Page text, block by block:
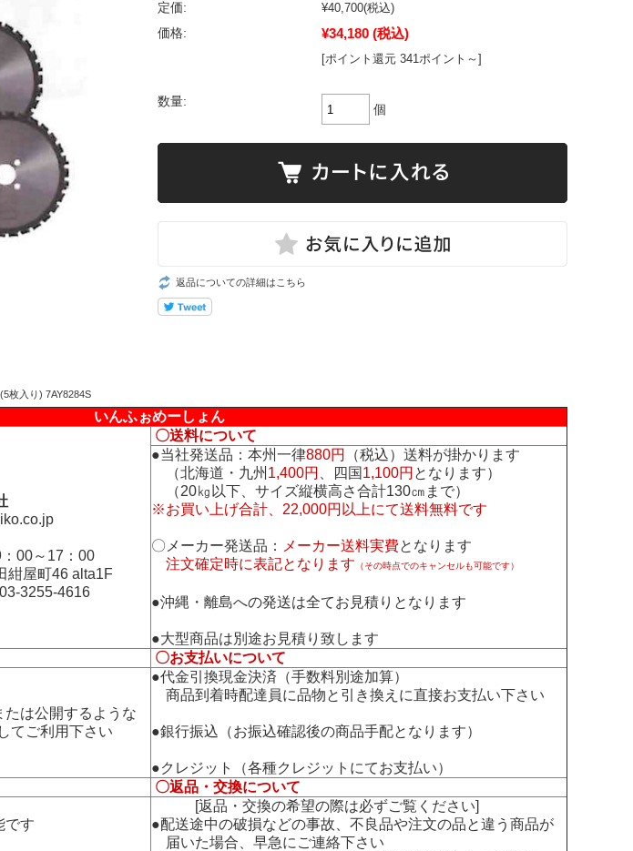
定価: ¥40,700(税込)
価格:
¥34,180 (税込)
[ポイント還元 341ポイント～]
数量:
個
返品についての詳細はこちら
枚入り) 7AY8284S
いんふぉめーしょん
00～17：00
紺屋町46 alta1F
3255-4616
〇送料について
●当社発送品：本州一律880円
（税込）送料が掛かります
（北海道・九州 1,400円 、四国 1,100円 となります）
（20㎏以下、サイズ縦横高さ合計130㎝まで）
※お買い上げ合計、22,000円以上にて送料無料です
〇メーカー発送品： メーカー送料実費となります
注文確定時に表記となります （その時点でのキャンセルも可能です）
●沖縄・離島への発送は全てお見積りとなります
●大型商品は別途お見積り致します
〇お支払いについて
は公開するような
てご利用下さい
●代金引換現金決済（手数料別途加算）
商品到着時配達員に品物と引き換えに直接お支払い下さい
●銀行振込（お振込確認後の商品手配となります）
●クレジット（各種クレジットにてお支払い）
〇返品・交換について
です
[返品・交換の希望の際は必ずご覧ください]
●配送途中の破損などの事故、不良品や注文の品と違う商品が
届いた場合、早急にご連絡下さい